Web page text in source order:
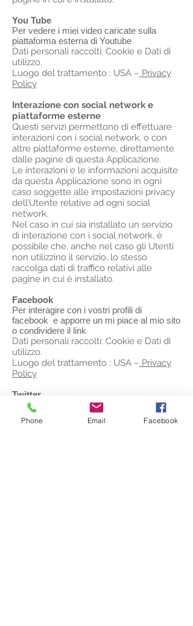
You Tube
Per vedere i miei video caricate sulla
piattaforma esterna di Youtube
Dati personali raccolti: Cookie e Dati di
utilizzo.
Luogo del trattamento : USA – Privacy
Policy
Interazione con social network e
piattaforme esterne
Questi servizi permettono di effettuare
interazioni con i social network, o con
altre piattaforme esterne, direttamente
dalle pagine di questa Applicazione.
Le interazioni e le informazioni acquisite
da questa Applicazione sono in ogni
caso soggette alle impostazioni privacy
dell’Utente relative ad ogni social
network.
Nel caso in cui sia installato un servizio
di interazione con i social network, è
possibile che, anche nel caso gli Utenti
non utilizzino il servizio, lo stesso
raccolga dati di traffico relativi alle
pagine in cui è installato.
Facebook
Per interagire con i vostri profili di
facebook e apporre un mi piace al mio sito
o condividere il link
Dati personali raccolti: Cookie e Dati di
utilizzo.
Luogo del trattamento : USA – Privacy
Policy
Twitter
Privacy Policy
Google Plus
Phone Email Facebook